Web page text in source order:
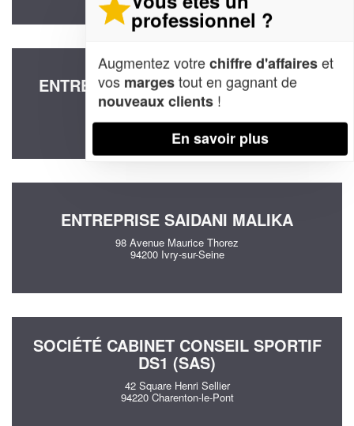
ENTREPRISE EXEIDI CONSEIL (SAS)
58 Avenue Roger Salengro
94500 Champigny-sur-Marne
ENTREPRISE SAIDANI MALIKA
98 Avenue Maurice Thorez
94200 Ivry-sur-Seine
SOCIÉTÉ CABINET CONSEIL SPORTIF
DS1 (SAS)
42 Square Henri Sellier
94220 Charenton-le-Pont
professionnel ?
Augmentez votrechiffre d'affaireset
vos margestout en gagnant de
nouveaux clients !
En savoir plus